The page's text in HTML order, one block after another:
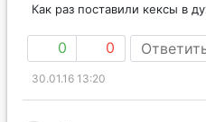
Как раз поставили кексы в
0 0
30.01.16 13:20